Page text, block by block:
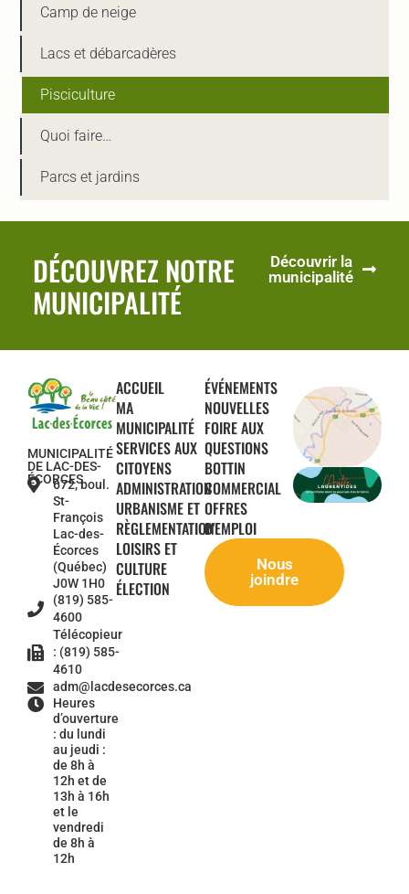
Camp de neige
Lacs et débarcadères
Pisciculture
Quoi faire…
Parcs et jardins
DÉCOUVREZ NOTRE
MUNICIPALITÉ
Découvrir la
municipalité
MUNICIPALITÉ
DE LAC-DES-
ÉCORCES
672, boul.
St-
François
Lac-des-
Écorces
(Québec)
J0W 1H0
(819) 585-
4600
Télécopieur
: (819) 585-
4610
adm@lacdesecorces.ca
Heures
d’ouverture
: du lundi
au jeudi :
de 8h à
12h et de
13h à 16h
et le
vendredi
de 8h à
12h
ACCUEIL
MA
MUNICIPALITÉ
SERVICES AUX
CITOYENS
ADMINISTRATION
URBANISME ET
RÈGLEMENTATION
LOISIRS ET
CULTURE
ÉLECTION
ÉVÉNEMENTS
NOUVELLES
FOIRE AUX
QUESTIONS
BOTTIN
COMMERCIAL
OFFRES
D'EMPLOI
Nous
joindre